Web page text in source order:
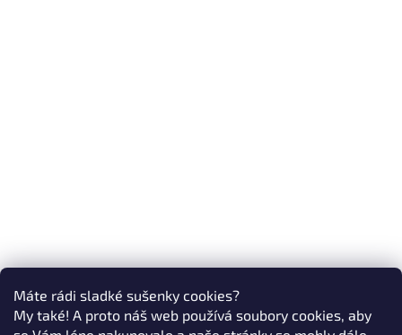
Máte rádi sladké sušenky cookies?
My také! A proto náš web používá soubory cookies, aby